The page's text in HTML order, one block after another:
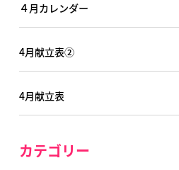
４月カレンダー
4月献立表②
4月献立表
カテゴリー